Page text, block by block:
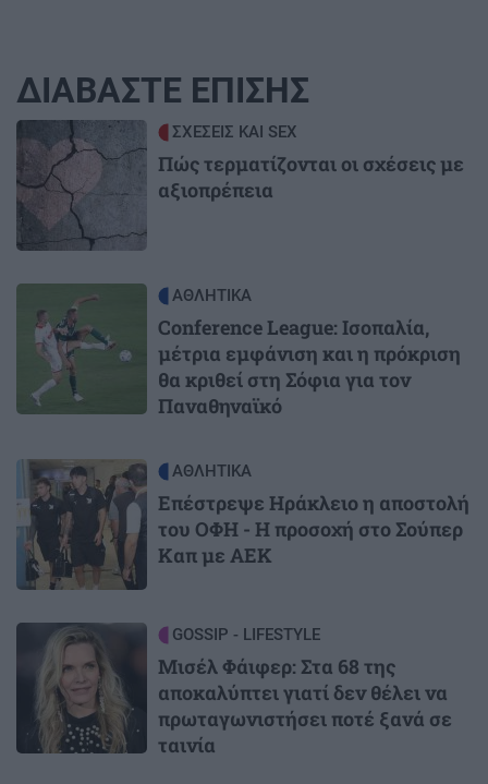
ΔΙΑΒΑΣΤΕ ΕΠΙΣΗΣ
ΣΧΕΣΕΙΣ ΚΑΙ SEX
Πώς τερματίζονται οι σχέσεις με
αξιοπρέπεια
ΑΘΛΗΤΙΚΑ
Conference League: Ισοπαλία,
μέτρια εμφάνιση και η πρόκριση
θα κριθεί στη Σόφια για τον
Παναθηναϊκό
Image ΑΘΛΗΤΙΚΑ
Επέστρεψε Ηράκλειο η αποστολή
του ΟΦΗ - Η προσοχή στο Σούπερ
Καπ με ΑΕΚ
Image GOSSIP - LIFESTYLE
Μισέλ Φάιφερ: Στα 68 της
αποκαλύπτει γιατί δεν θέλει να
πρωταγωνιστήσει ποτέ ξανά σε
ταινία